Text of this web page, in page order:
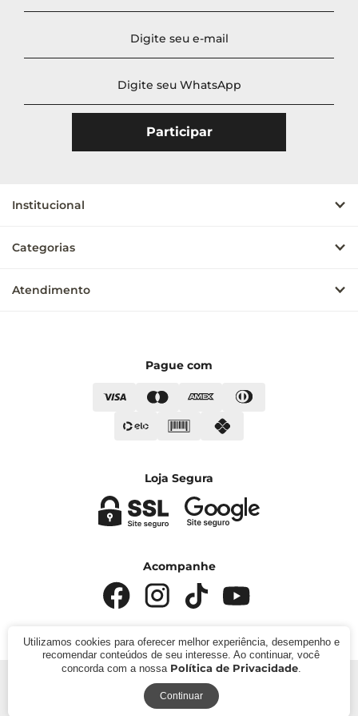
Institucional
Categorias
Atendimento
Pague com
Loja Segura
Acompanhe
direitos reservados.
Utilizamos cookies para oferecer melhor experiência, desempenho e
recomendar conteúdos de seu interesse. Ao continuar, você
concorda com a nossa Política de Privacidade.
Continuar